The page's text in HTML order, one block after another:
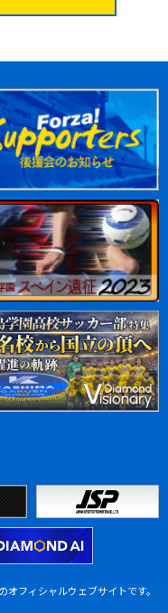
フィシャルウェブサイトです。